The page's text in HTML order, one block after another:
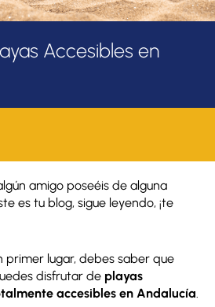
Accesibles en
amigo poseéis de alguna
es tu blog, sigue leyendo, ¡te
primer lugar, debes saber que
disfrutar de playas
accesibles en Andalucía.